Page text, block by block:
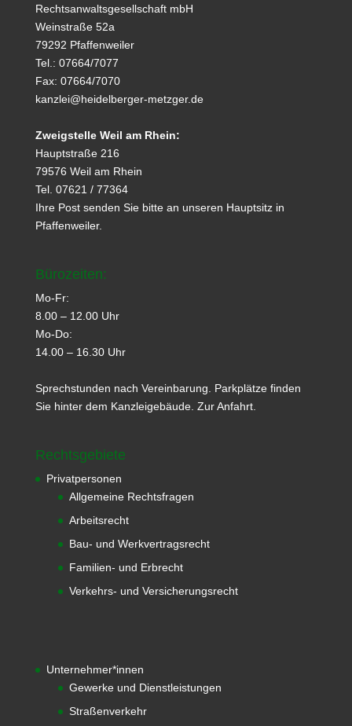
Rechtsanwaltsgesellschaft mbH
Weinstraße 52a
79292 Pfaffenweiler
Tel.: 07664/7077
Fax: 07664/7070
kanzlei@heidelberger-metzger.de
Zweigstelle Weil am Rhein:
Hauptstraße 216
79576 Weil am Rhein
Tel. 07621 / 77364
Ihre Post senden Sie bitte an unseren Hauptsitz in
Pfaffenweiler.
Bürozeiten:
Mo-Fr:
8.00 – 12.00 Uhr
Mo-Do:
14.00 – 16.30 Uhr
Sprechstunden nach Vereinbarung. Parkplätze finden
Sie hinter dem Kanzleigebäude. Zur Anfahrt.
Rechtsgebiete
Privatpersonen
Allgemeine Rechtsfragen
Arbeitsrecht
Bau- und Werkvertragsrecht
Familien- und Erbrecht
Verkehrs- und Versicherungsrecht
Unternehmer*innen
Gewerke und Dienstleistungen
Straßenverkehr